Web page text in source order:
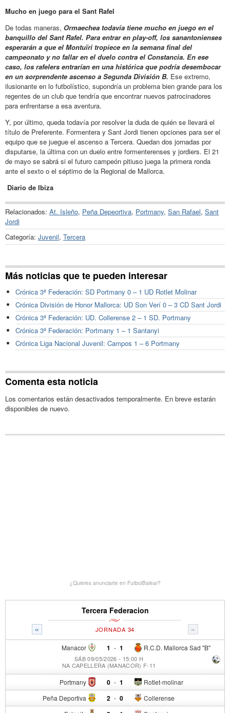
Mucho en juego para el Sant Rafel
De todas maneras, Ormaechea todavía tiene mucho en juego en el
banquillo del Sant Rafel. Para entrar en play-off, los sanantonienses
esperarán a que el Montuïri tropiece en la semana final del
campeonato y no fallar en el duelo contra el Constancia. En ese
caso, los rafelers entrarían en una histórica que podría desembocar
en un sorprendente ascenso a Segunda División B. Ese extremo,
ilusionante en lo futbolístico, supondría un problema bien grande para los
regentes de un club que tendría que encontrar nuevos patrocinadores
para enfrentarse a esa aventura.
Y, por último, queda todavía por resolver la duda de quién se llevará el
título de Preferente. Formentera y Sant Jordi tienen opciones para ser el
equipo que se juegue el ascenso a Tercera. Quedan dos jornadas por
disputarse, la última con un duelo entre formenterenses y jordiers. El 21
de mayo se sabrá si el futuro campeón pitiuso juega la primera ronda
ante el sexto o el séptimo de la Regional de Mallorca.
Diario de Ibiza
Relacionados: At. Isleño, Peña Depeortiva, Portmany, San Rafael, Sant
Jordi
Categoría: Juvenil, Tercera
Más noticias que te pueden interesar
Crónica 3ª Federación: SD Portmany 0 – 1 UD Rotlet Molinar
Crónica División de Honor Mallorca: UD Son Verí 0 – 3 CD Sant Jordi
Crónica 3ª Federación: UD. Collerense 2 – 1 SD. Portmany
Crónica 3ª Federación: Portmany 1 – 1 Santanyi
Crónica Liga Nacional Juvenil: Campos 1 – 6 Portmany
Comenta esta noticia
Los comentarios están desactivados temporalmente. En breve estarán
disponibles de nuevo.
¿Quieres anunciarte en FutbolBalear?
Tercera Federacion
« »
JORNADA 34
Manacor 1 - R.C.D. Mallorca Sad "B"
1
SÁB 09/05/2026 - 15:00 H
NA CAPELLERA (MANACOR) F-11
Portmany 0 - Rotlet-molinar
1
Peña Deportiva 2 - Collerense
0